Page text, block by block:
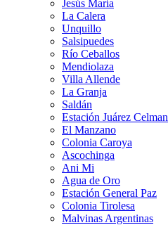
Jesús María
La Calera
Unquillo
Salsipuedes
Río Ceballos
Mendiolaza
Villa Allende
La Granja
Saldán
Estación Juárez Celman
El Manzano
Colonia Caroya
Ascochinga
Ani Mi
Agua de Oro
Estación General Paz
Colonia Tirolesa
Malvinas Argentinas